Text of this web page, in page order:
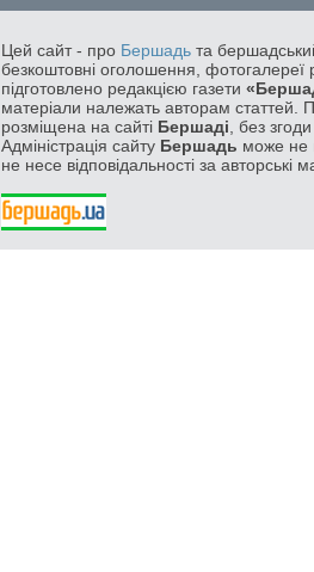
Цей сайт - про Бершадь та
безкоштовні оголошення, фотогалереї
підготовлено редакцією газети
матеріали належать авторам статтей.
розміщена на сайті Бершаді , без
Адміністрація сайту Бершадь може не
не несе відповідальності за авторські